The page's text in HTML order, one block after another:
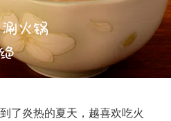
了炎热的夏天，越喜欢吃火